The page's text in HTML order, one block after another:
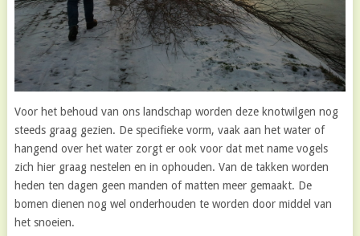
Voor het behoud van ons landschap worden deze knotwilgen nog
steeds graag gezien. De specifieke vorm, vaak aan het water of
hangend over het water zorgt er ook voor dat met name vogels
zich hier graag nestelen en in ophouden. Van de takken worden
heden ten dagen geen manden of matten meer gemaakt. De
bomen dienen nog wel onderhouden te worden door middel van
het snoeien.